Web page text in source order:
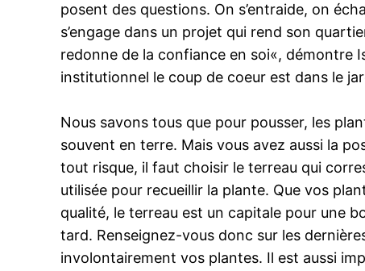
posent des questions. On s’entraide, on
s’engage dans un projet qui rend son
redonne de la confiance en soi«, démontre
institutionnel le coup de coeur est dans le
Nous savons tous que pour pousser, les
souvent en terre. Mais vous avez aussi la
tout risque, il faut choisir le terreau qui
utilisée pour recueillir la plante. Que vos
qualité, le terreau est un capitale pour une
tard. Renseignez-vous donc sur les
involontairement vos plantes. Il est aussi